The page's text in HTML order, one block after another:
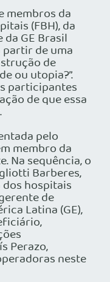
membros da
(FBH), da
GE Brasil
partir de uma
de
ou utopia?”.
participantes
de que essa
pelo
membro da
Na sequência, o
Barberes,
hospitais
de
Latina (GE),
Perazo,
neste